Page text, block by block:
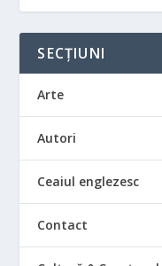
SECȚIUNI
Arte
Autori
Ceaiul englezesc
Contact